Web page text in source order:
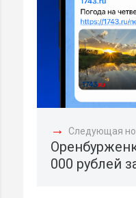
→ Следующая
000 рублей